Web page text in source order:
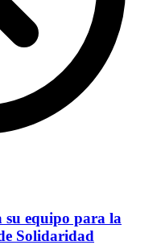
su equipo para la
Solidaridad